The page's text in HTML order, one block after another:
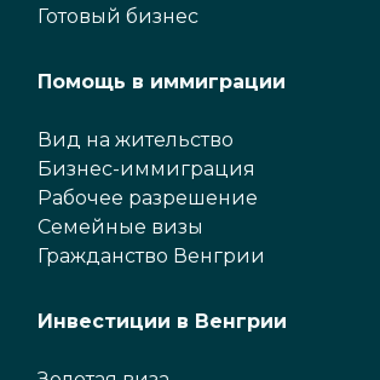
Готовый бизнес
Помощь в иммиграции
Вид на жительство
Бизнес-иммиграция
Рабочее разрешение
Семейные визы
Гражданство Венгрии
Инвестиции в Венгрии